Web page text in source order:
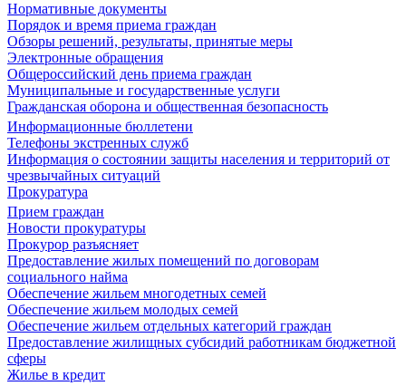
Нормативные документы
Порядок и время приема граждан
Обзоры решений, результаты, принятые меры
Электронные обращения
Общероссийский день приема граждан
Муниципальные и государственные услуги
Гражданская оборона и общественная безопасность
Информационные бюллетени
Телефоны экстренных служб
Информация о состоянии защиты населения и территорий от
чрезвычайных ситуаций
Прокуратура
Прием граждан
Новости прокуратуры
Прокурор разъясняет
Предоставление жилых помещений по договорам
социального найма
Обеспечение жильем многодетных семей
Обеспечение жильем молодых семей
Обеспечение жильем отдельных категорий граждан
Предоставление жилищных субсидий работникам бюджетной
сферы
Жилье в кредит